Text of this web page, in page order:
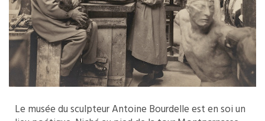
Le musée du sculpteur Antoine Bourdelle est en soi un